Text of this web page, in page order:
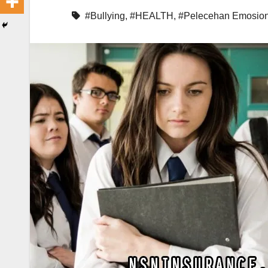
#Bullying, #HEALTH , #Pelecehan